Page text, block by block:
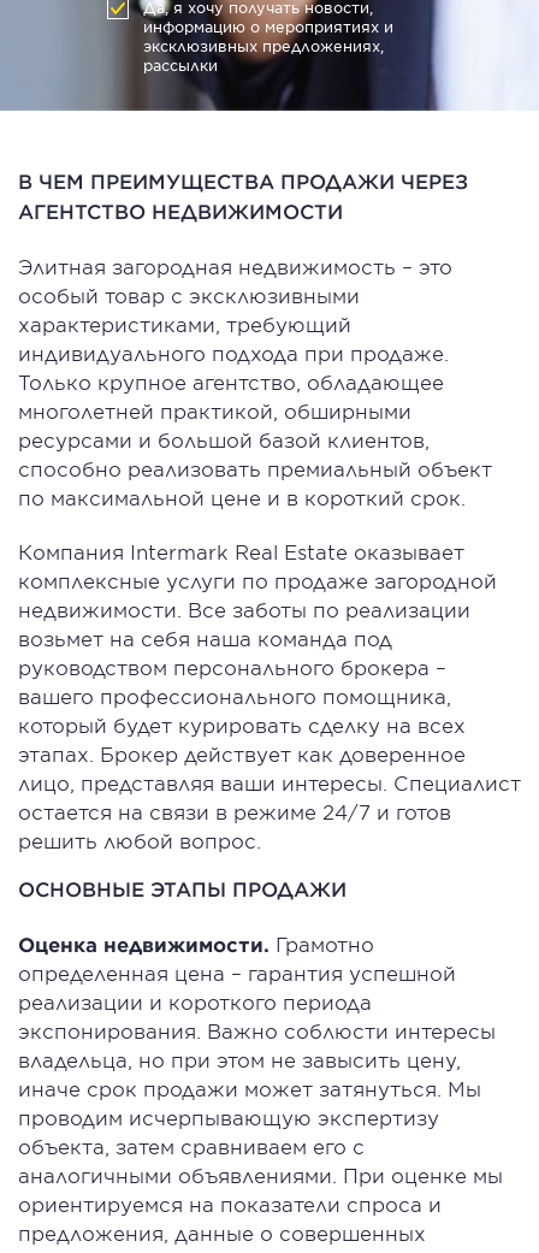
Да, я хочу получать новости,
информацию о мероприятиях и
эксклюзивных предложениях,
рассылки
В ЧЕМ ПРЕИМУЩЕСТВА ПРОДАЖИ ЧЕРЕЗ
АГЕНТСТВО НЕДВИЖИМОСТИ
Элитная загородная недвижимость – это
особый товар с эксклюзивными
характеристиками, требующий
индивидуального подхода при продаже.
Только крупное агентство, обладающее
многолетней практикой, обширными
ресурсами и большой базой клиентов,
способно реализовать премиальный объект
по максимальной цене и в короткий срок.
Компания Intermark Real Estate оказывает
комплексные услуги по продаже загородной
недвижимости. Все заботы по реализации
возьмет на себя наша команда под
руководством персонального брокера –
вашего профессионального помощника,
который будет курировать сделку на всех
этапах. Брокер действует как доверенное
лицо, представляя ваши интересы. Специалист
остается на связи в режиме 24/7 и готов
решить любой вопрос.
ОСНОВНЫЕ ЭТАПЫ ПРОДАЖИ
Оценка недвижимости. Грамотно
определенная цена – гарантия успешной
реализации и короткого периода
экспонирования. Важно соблюсти интересы
владельца, но при этом не завысить цену,
иначе срок продажи может затянуться. Мы
проводим исчерпывающую экспертизу
объекта, затем сравниваем его с
аналогичными объявлениями. При оценке мы
ориентируемся на показатели спроса и
предложения, данные о совершенных